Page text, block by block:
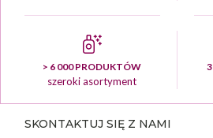
> 6 000 PRODUKTÓW
szeroki asortyment
SKONTAKTUJ SIĘ Z NAMI